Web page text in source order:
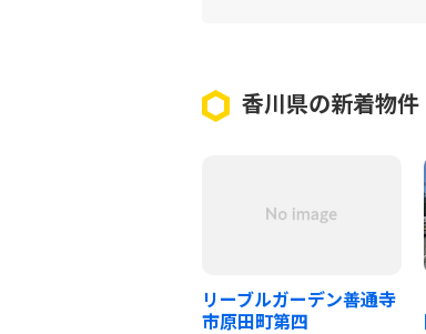
香川県の新着物件
リーブルガーデン善通寺
市原田町第四